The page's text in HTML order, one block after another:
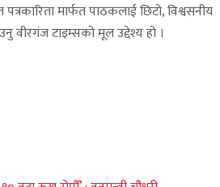
मार्फत पाठकलाई छिटो, विश्वसनीय
वीरगंज टाइम्सको मूल उद्देश्य हो ।